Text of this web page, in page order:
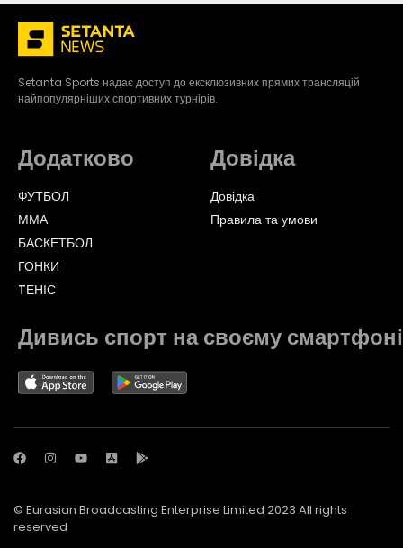
Setanta Sports надає доступ до ексклюзивних прямих трансляцій
найпопулярніших спортивних турнірів.
Додатково
ФУТБОЛ
ММА
БАСКЕТБОЛ
ГОНКИ
TЕНІС
Довідка
Довідка
Правила та умови
Дивись спорт на своєму смартфоні
© Eurasian Broadcasting Enterprise Limited 2023 All rights
reserved